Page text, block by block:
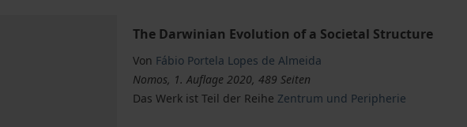
The Darwinian Evolution of a Societal Structure
Von Fábio Portela Lopes de Almeida
Nomos, 1. Auflage 2020, 489 Seiten
Das Werk ist Teil der Reihe Zentrum und Peripherie